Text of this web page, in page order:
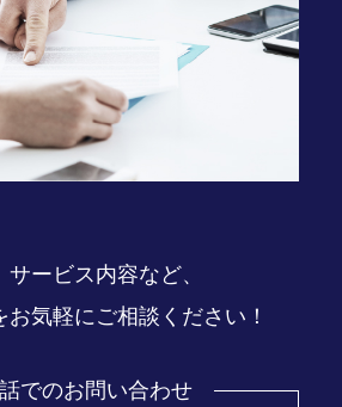
サービス内容など、
お気軽にご相談ください！
でのお問い合わせ